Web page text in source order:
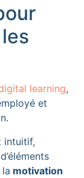
learning,
et
intuitif,
motivation